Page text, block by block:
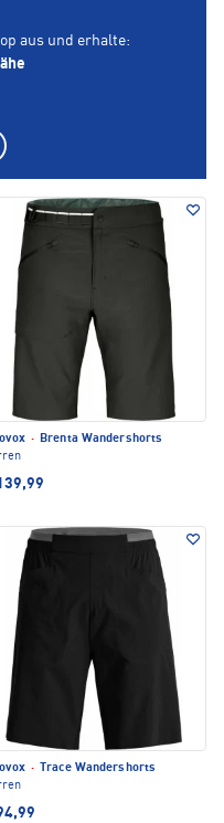
· Brenta Wandershorts
·
Trace Wandershorts
aus und erhalte: